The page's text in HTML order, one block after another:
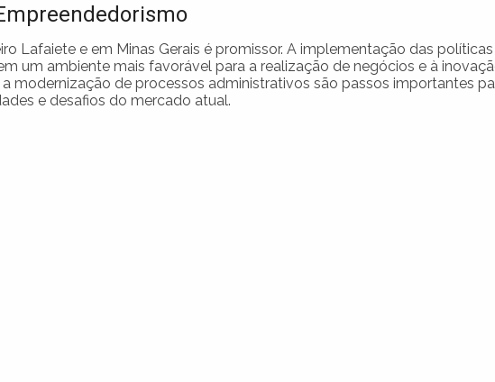
Lafaiete e em Minas Gerais é promissor. A implementação das políticas
um ambiente mais favorável para a realização de negócios e à
modernização de processos administrativos são passos importantes
e desafios do mercado atual.